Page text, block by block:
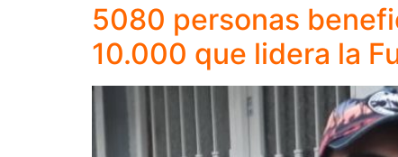
5080 personas
10.000 que lidera la